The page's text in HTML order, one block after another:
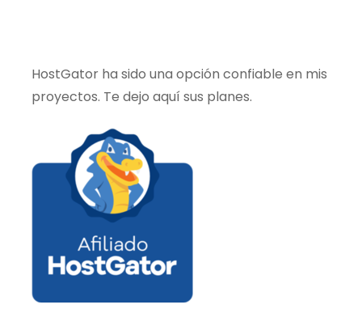
HostGator ha sido una opción confiable en mis
proyectos. Te dejo aquí sus planes.